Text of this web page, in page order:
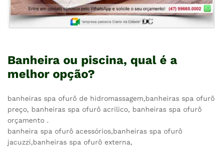
Banheira ou piscina, qual é a
melhor opção?
banheiras spa ofurô de hidromassagem,banheiras spa ofurô
preço, banheiras spa ofurô acrilico, banheiras spa ofurô
orçamento .
banheira spa ofurô acessórios,banheiras spa ofurô
jacuzzi,banheiras spa ofurô externa,